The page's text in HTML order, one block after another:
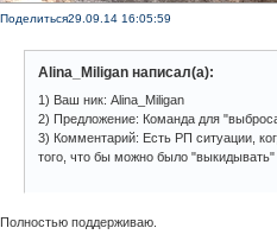
Поделиться29.09.14 16:05:59
Alina_Miligan написал(а):
1) Ваш ник: Alina_Miligan
2) Предложение: Команда для
3) Комментарий: Есть РП ситуации,
того, что бы можно было
Полностью поддерживаю.